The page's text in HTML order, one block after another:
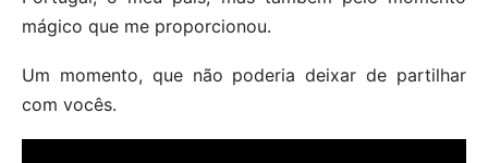
mágico que me proporcionou.
Um momento, que não poderia deixar de partilhar
com vocês.